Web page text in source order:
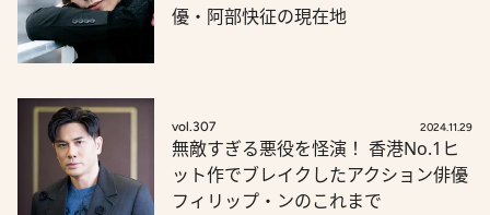
優・阿部快征の現在地
vol.307 2024.11.29
無敵すぎる悪役を怪演！ 香港No.1ヒ
ット作でブレイクしたアクション俳優
フィリップ・ンのこれまで